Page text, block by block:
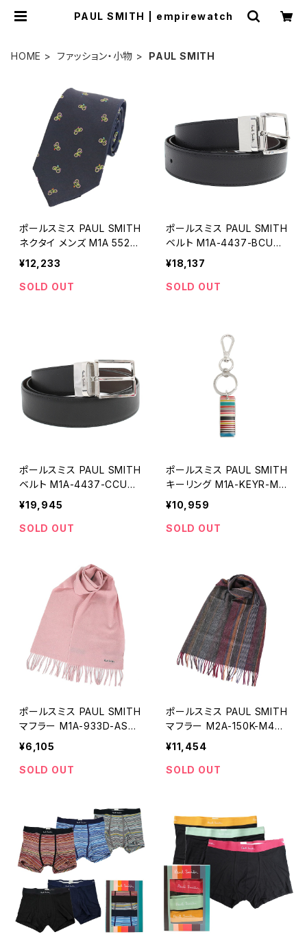
PAUL SMITH | empirewatch
HOME ファッション・小物 PAUL SMITH
ポールスミス PAUL SMITH
ネクタイ メンズ M1A 552M
ALU450 30 ブラック
¥12,233
SOLD OUT
ポールスミス PAUL SMITH
ベルト M1A-4437-BCUT-
78 メンズ ブラック ブラウン
シルバー
¥18,137
SOLD OUT
ポールスミス PAUL SMITH
ベルト M1A-4437-CCUT-
78 メンズ ブラック ブラウン
シルバー
¥19,945
SOLD OUT
ポールスミス PAUL SMITH
キーリング M1A-KEYR-MS
TAG-92 メンズ シルバー
マルチカラー
¥10,959
SOLD OUT
ポールスミス PAUL SMITH
マフラー M1A-933D-AS0
4-20 レディース ピンク
¥6,105
SOLD OUT
ポールスミス PAUL SMITH
マフラー M2A-150K-M459
-28 メンズ バーガンディ
¥11,454
SOLD OUT